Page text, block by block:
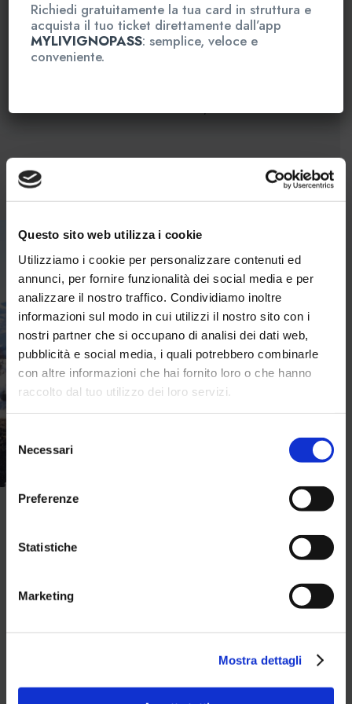
Questo sito web utilizza i cookie
Utilizziamo i cookie per personalizzare contenuti ed
annunci, per fornire funzionalità dei social media e per
analizzare il nostro traffico. Condividiamo inoltre
informazioni sul modo in cui utilizzi il nostro sito con i
nostri partner che si occupano di analisi dei dati web,
pubblicità e social media, i quali potrebbero combinarle
con altre informazioni che hai fornito loro o che hanno
raccolto dal tuo utilizzo dei loro servizi.
Selezione
delNecessari
Preferenze
Statistiche
Marketing
Mostra dettagli
- Valutazione fine mese e report
Aggiungi al carrello
Richiedi gratuitamente la tua card in struttura e
acquista il tuo ticket direttamente dall’app
MYLIVIGNOPASS: semplice, veloce e
conveniente.